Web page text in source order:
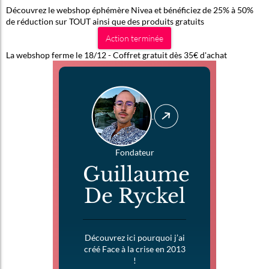
Découvrez le webshop éphémère Nivea et bénéficiez de 25% à 50%
de réduction sur TOUT ainsi que des produits gratuits
Action terminée
La webshop ferme le 18/12 - Coffret gratuit dès 35€ d'achat
Fondateur
Guillaume
De Ryckel
Découvrez ici pourquoi j’ai
créé Face à la crise en 2013
!